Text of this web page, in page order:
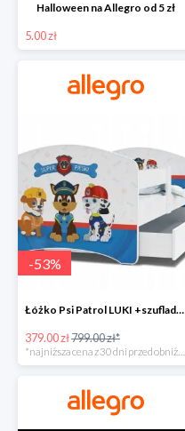
Halloween na Allegro od 5 zł
5.00 zł
-53%
Łóżko Psi Patrol LUKI +szuflada+materac+grafika -52%
379.00 zł799.00 zł*